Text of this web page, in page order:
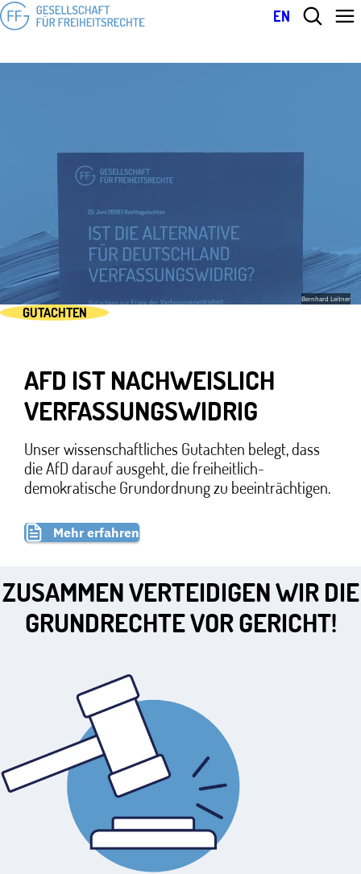
EN
Bernhard Leitner
GUTACHTEN
AFD IST NACHWEISLICH
VERFASSUNGSWIDRIG
Unser wissenschaftliches Gutachten belegt, dass
die AfD darauf ausgeht, die freiheitlich-
demokratische Grundordnung zu beeinträchtigen.
Mehr erfahren
ZUSAMMEN VERTEIDIGEN WIR DIE
GRUNDRECHTE VOR GERICHT!